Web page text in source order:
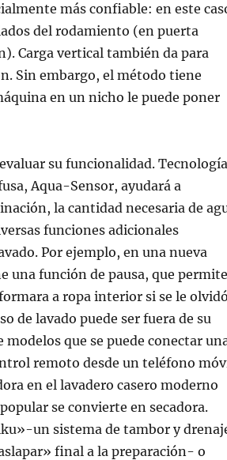
más confiable: en este
del rodamiento (en puerta
Carga vertical también da para
Sin embargo, el método tiene
en un nicho le puede poner
su funcionalidad.
Aqua-Sensor, ayudará a
la cantidad necesaria de
funciones adicionales
Por ejemplo, en una nueva
una función de pausa, que permite
a ropa interior si se le olvidó
de lavado puede ser fuera de su
modelos que se puede conectar
remoto desde un teléfono
en el lavadero casero moderno
se convierte en secadora.
un sistema de tambor y
final a la preparación- o